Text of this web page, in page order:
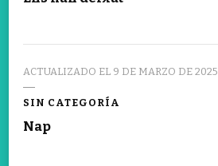
ACTUALIZADO EL 9 DE MARZO DE 2025
SIN CATEGORÍA
Nap